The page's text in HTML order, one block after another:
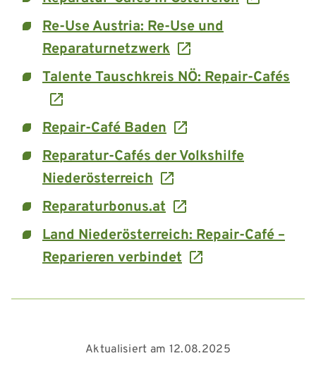
Re-Use Austria: Re-Use und
Reparaturnetzwerk
Talente Tauschkreis NÖ: Repair-Cafés
Repair-Café Baden
Reparatur-Cafés der Volkshilfe
Niederösterreich
Reparaturbonus.at
Land Niederösterreich: Repair-Café –
Reparieren verbindet
Aktualisiert am 12.08.2025